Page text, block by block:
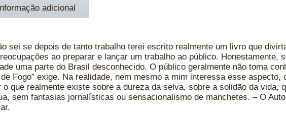
adicional
sei se depois de tanto trabalho terei escrito realmente um livro que
ao preparar e lançar um trabalho ao público. Honestamente,
uma parte do Brasil desconhecido. O público geralmente não toma
Fogo” exige. Na realidade, nem mesmo a mim interessa esse aspecto,
o que realmente existe sobre a dureza da selva, sobre a solidão da vida,
sem fantasias jornalísticas ou sensacionalismo de manchetes. – O